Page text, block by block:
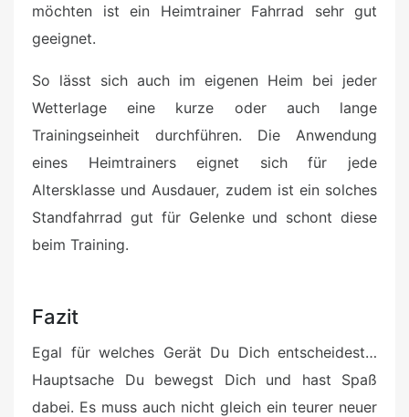
möchten ist ein Heimtrainer Fahrrad sehr gut
geeignet.
So lässt sich auch im eigenen Heim bei jeder
Wetterlage eine kurze oder auch lange
Trainingseinheit durchführen. Die Anwendung
eines Heimtrainers eignet sich für jede
Altersklasse und Ausdauer, zudem ist ein solches
Standfahrrad gut für Gelenke und schont diese
beim Training.
Fazit
Egal für welches Gerät Du Dich entscheidest…
Hauptsache Du bewegst Dich und hast Spaß
dabei. Es muss auch nicht gleich ein teurer neuer